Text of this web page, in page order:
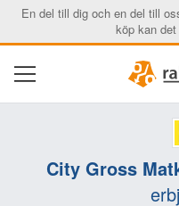
En del till dig och en del till
köp kan
City Gross